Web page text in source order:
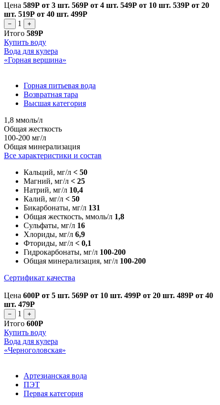
Цена 589Р от 3 шт. 569Р от 4 шт. 549Р от 10 шт. 539Р от 20
шт. 519Р от 40 шт. 499Р
− 1 +
Итого 589Р
Купить воду
Вода для кулера
«Горная вершина»
Горная питьевая вода
Возвратная тара
Высшая категория
1,8 ммоль/л
Общая жесткость
100-200 мг/л
Общая минерализация
Все характеристики и состав
Кальций, мг/л < 50
Магний, мг/л < 25
Натрий, мг/л 10,4
Калий, мг/л < 50
Бикарбонаты, мг/л 131
Общая жесткость, ммоль/л 1,8
Сульфаты, мг/л 16
Хлориды, мг/л 6,9
Фториды, мг/л < 0,1
Гидрокарбонаты, мг/л 100-200
Общая минерализация, мг/л 100-200
Сертификат качества
Цена 600Р от 5 шт. 569Р от 10 шт. 499Р от 20 шт. 489Р от 40
шт. 479Р
− 1 +
Итого 600Р
Купить воду
Вода для кулера
«Черноголовская»
Артезианская вода
ПЭТ
Первая категория